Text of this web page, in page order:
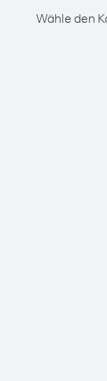
Wähle den